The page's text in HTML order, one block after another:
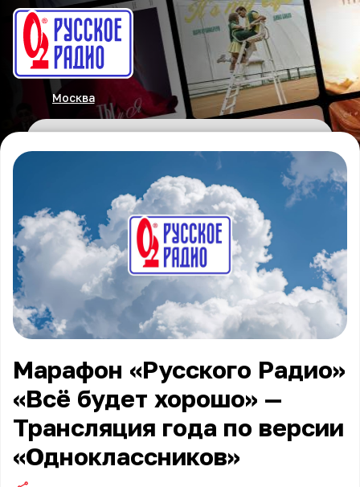
Москва
Марафон «Русского Радио»
«Всё будет хорошо» —
Трансляция года по версии
«Одноклассников»